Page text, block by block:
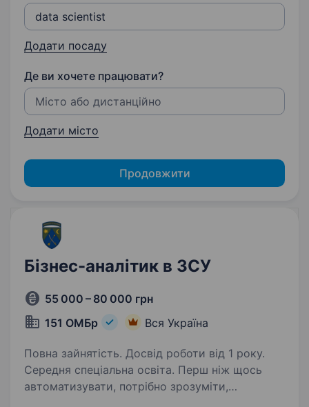
Додати посаду
Де ви хочете працювати?
Додати місто
Продовжити
Бізнес-аналітик в ЗСУ
55 000 – 80 000 грн
151 ОМБр
Вся Україна
Повна зайнятість. Досвід роботи від 1 року.
Середня спеціальна освіта. Перш ніж щось
автоматизувати, потрібно зрозуміти,